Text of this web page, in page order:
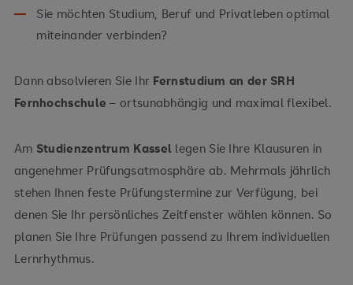
Sie möchten Studium, Beruf und Privatleben optimal
miteinander verbinden?
Dann absolvieren Sie Ihr Fernstudium an der SRH
Fernhochschule – ortsunabhängig und maximal flexibel.
Am Studienzentrum Kassel legen Sie Ihre Klausuren in
angenehmer Prüfungsatmosphäre ab. Mehrmals jährlich
stehen Ihnen feste Prüfungstermine zur Verfügung, bei
denen Sie Ihr persönliches Zeitfenster wählen können. So
planen Sie Ihre Prüfungen passend zu Ihrem individuellen
Lernrhythmus.